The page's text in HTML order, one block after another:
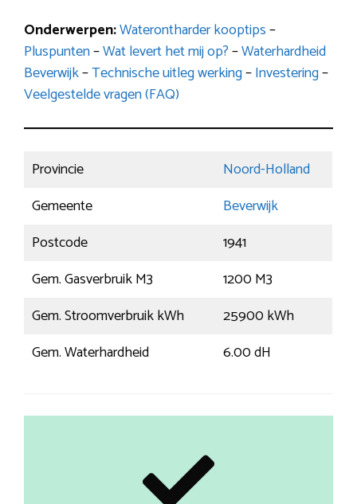
Onderwerpen:Waterontharder kooptips–
Pluspunten–Wat levert het mij op?–Waterhardheid
Beverwijk–Technische uitleg werking–Investering–
Veelgestelde vragen (FAQ)
Provincie
Noord-Holland
Gemeente
Beverwijk
Postcode
1941
Gem. Gasverbruik M3
1200 M3
Gem. Stroomverbruik kWh
25900 kWh
Gem. Waterhardheid
6.00 dH